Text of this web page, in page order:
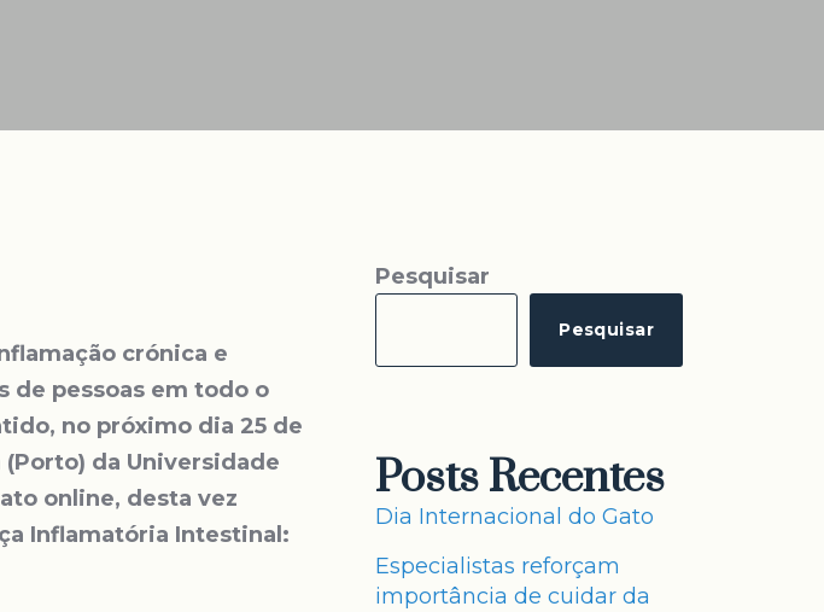
crónica e
de pessoas em todo o
no próximo dia 25 de
da Universidade
online, desta vez
Inflamatória Intestinal:
Pesquisar
Pesquisar
Posts Recentes
Dia Internacional do Gato
Especialistas reforçam
importância de cuidar da